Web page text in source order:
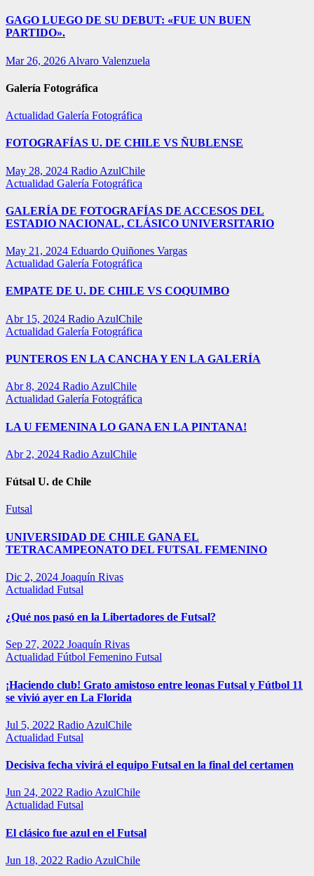
GAGO LUEGO DE SU DEBUT: «FUE UN BUEN
PARTIDO».
Mar 26, 2026 Alvaro Valenzuela
Galería Fotográfica
Actualidad Galería Fotográfica
FOTOGRAFÍAS U. DE CHILE VS ÑUBLENSE
May 28, 2024 Radio AzulChile
Actualidad Galería Fotográfica
GALERÍA DE FOTOGRAFÍAS DE ACCESOS DEL
ESTADIO NACIONAL, CLÁSICO UNIVERSITARIO
May 21, 2024 Eduardo Quiñones Vargas
Actualidad Galería Fotográfica
EMPATE DE U. DE CHILE VS COQUIMBO
Abr 15, 2024 Radio AzulChile
Actualidad Galería Fotográfica
PUNTEROS EN LA CANCHA Y EN LA GALERÍA
Abr 8, 2024 Radio AzulChile
Actualidad Galería Fotográfica
LA U FEMENINA LO GANA EN LA PINTANA!
Abr 2, 2024 Radio AzulChile
Fútsal U. de Chile
Futsal
UNIVERSIDAD DE CHILE GANA EL
TETRACAMPEONATO DEL FUTSAL FEMENINO
Dic 2, 2024 Joaquín Rivas
Actualidad Futsal
¿Qué nos pasó en la Libertadores de Futsal?
Sep 27, 2022 Joaquín Rivas
Actualidad Fútbol Femenino Futsal
¡Haciendo club! Grato amistoso entre leonas Futsal y Fútbol 11
se vivió ayer en La Florida
Jul 5, 2022 Radio AzulChile
Actualidad Futsal
Decisiva fecha vivirá el equipo Futsal en la final del certamen
Jun 24, 2022 Radio AzulChile
Actualidad Futsal
El clásico fue azul en el Futsal
Jun 18, 2022 Radio AzulChile